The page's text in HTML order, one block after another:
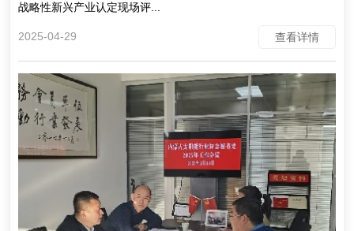
战略性新兴产业认定现场评...
2025-04-29 查看详情